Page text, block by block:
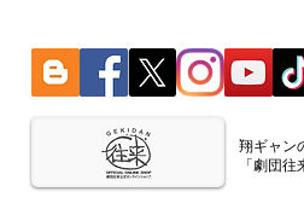
翔ギャン
「劇団